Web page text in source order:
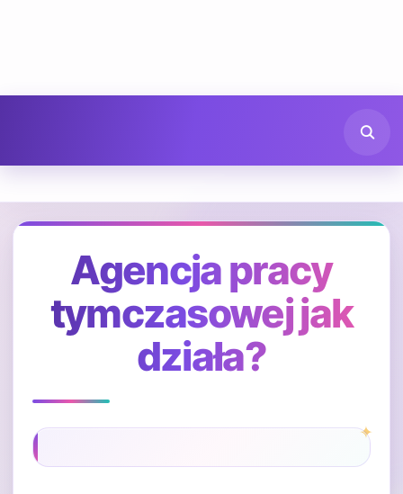
Agencja pracy
tymczasowej jak
działa?